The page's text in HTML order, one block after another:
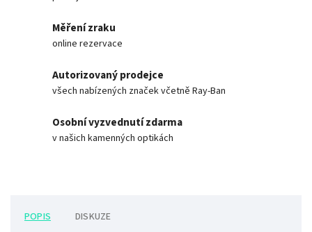
Měření zraku
online rezervace
Autorizovaný prodejce
všech nabízených značek včetně Ray-Ban
Osobní vyzvednutí zdarma
v našich kamenných optikách
POPIS
DISKUZE